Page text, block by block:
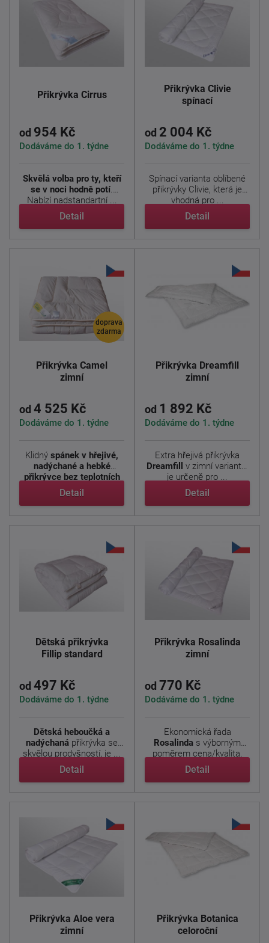
Přikrývka Cirrus
od 954 Kč
Dodáváme do 1. týdne
Skvělá volba pro ty, kteří
se v noci hodně potí.
Nabízí nadstandartní ...
Detail
Přikrývka Clivie
spínací
od 2 004 Kč
Dodáváme do 1. týdne
Spínací varianta oblíbené
přikrývky Clivie, která je
vhodná pro ...
Detail
doprava
zdarma
Přikrývka Camel
zimní
od 4 525 Kč
Dodáváme do 1. týdne
Klidný spánek v hřejivé,
nadýchané a hebké
přikrývce bez teplotních
...
Detail
Přikrývka Dreamfill
zimní
od 1 892 Kč
Dodáváme do 1. týdne
Extra hřejivá přikrývka
Dreamfill
v zimní variantě,
je určeně pro ...
Detail
Dětská přikrývka
Fillip standard
od 497 Kč
Dodáváme do 1. týdne
Dětská heboučká a
nadýchaná přikrývka se
skvělou prodyšností, je ...
Detail
Přikrývka Rosalinda
zimní
od 770 Kč
Dodáváme do 1. týdne
Ekonomická řada
Rosalinda s výborným
poměrem cena/kvalita.
Vyvařovací ...
Detail
Přikrývka Aloe vera
zimní
Přikrývka Botanica
celoroční